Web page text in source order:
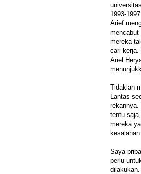
1993-
Arief
mencabut
mereka
cari kerja.
Ariel
Tidaklah
Lantas
rekannya.
tentu
mereka
kesalahan.
Saya
perlu